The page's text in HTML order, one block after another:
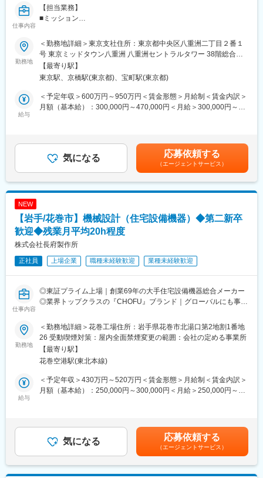
グローバル各地域がカーボンニュートラルの実現やサステナブル
社会の実現に進む中で、いまや必需品となった冷凍空調機の市場
このため、さらなる省エネ化、使用冷媒の低GWP化や３Rなど、
機器が果たすべき役割や領域も今まで以上に大きくなっていま
す。その中で、送風機は、空調や換気機器の性能を決める重要部
品の一つです。例えば建物の断熱性能向上に伴い、空調機の負荷
が低下傾向とはなりますが、換気も含めた空気循環量は変わらな
い為、送風機の省エネ化など、進化させ続けていく技術の一つと
当社は位置付けています。
また、グローバル市場での様々な製品に、送風機という技術・部
品を横ぐしで開発していくことで、様々な事業領域に貢献すると
き、大変やりがいがあると考えております。
仕事内容
【担当業務】
■ミッション
省エネ要求の高度化や世界各地域で異なる市場要求に応えるた
め、圧縮機の新規開発・先行開発をさらに強化しています。
圧縮機は空調機器における最重要部品であり、グローバルでの環
境規制強化（省エネ規制など）や冷媒規制への対応に向けて、デ
ジタル技術を活用し、これまでダイキン工業が得意としてきた省
エネインバータ技術や最適冷媒による環境先進技術をさらに高度
化、スピードUPさせていくことがミッションとなります。
本職種におけるメインミッションは、従来の圧縮機開発手法の高
度化・効率化となります。
まずはご経験に応じて、各種圧縮機の実験や各種数値解析を担当
ーダーとして成長して頂き、世界中の設計者が他社に負けないス
ピードで開発できるようになることを実現していただきたいで
す。
以下のような圧縮機開発に必要な様々な要素技術に関し、デジタ
・機械設計
・機構設計
・潤滑油含めた軸受潤滑設計
・静音制振設計など
【使用ツール】
3D-CAD：SolidEdge、NX、Solid Works
解析ツール：Femap NX Nastran、OpenFOAM、Actran、
Matlabなど必要に応じて導入も行っていく。
ダとともに２～１０人程度のメンバーと業務を担当いただきま
す。
・最先端技術の獲得に向け、他メーカとの協業はもちろん、東京
勤務地
＜勤務地詳細＞東京支社住所：東京都中央区八重洲二丁目２番１
号 東京ミッドタウン八重洲 八重洲セントラルタワー 38階総合受
付受動喫煙対策：屋内全面禁煙変更の範囲：会社の定める事業所
（リモートワーク含む）
【最寄り駅】
東京駅、京橋駅(東京都)、宝町駅(東京都)
給与
＜予定年収＞600万円～950万円＜賃金形態＞月給制＜賃金内訳＞
月額（基本給）：300,000円～470,000円＜月給＞300,000円～
選考を通じて上下する可能性があります。月給(月額)は固定手当を
含めた表記です。
気になる 応募依頼する
（エージェントサービス）
NEW
【岩手/花巻市】機械設計（住宅設備機器）◆第二新卒
歓迎◆残業月平均20h程度
株式会社長府製作所
正社員 上場企業 職種未経験歓迎 業種未経験歓迎
仕事内容
◎東証プライム上場｜創業69年の大手住宅設備機器総合メーカー
◎業界トップクラスの『CHOFU』ブランド｜グローバルにも事業
◎充実の福利厚生｜賞与5.78カ月支給｜社員の定着率90％以上
■職務内容：
住宅設備機器の機械設計及び開発業務を担当します。
製品の試作及び性能試験を含めご対応いただきます。
【製品例】
・給湯機器：石油給湯器/石油風呂釜/ガス給湯器/ガス風呂釜/電気
テム/石油ストーブ
・システム機器：システムバス/人工大理石浴槽/システムキッチン
・ソーラー機器：太陽熱温水器/ソーラー床下換気扇
勤務地
＜勤務地詳細＞花巻工場住所：岩手県花巻市北湯口第2地割1番地
26 受動喫煙対策：屋内全面禁煙変更の範囲：会社の定める事業所
【最寄り駅】
花巻空港駅(東北本線)
給与
＜予定年収＞430万円～520万円＜賃金形態＞月給制＜賃金内訳＞
月額（基本給）：250,000円～300,000円＜月給＞250,000円～
■35歳：年収570万円（月給32万円＋各種手当＋賞与2回）賃金は
あくまでも目安の金額であり、選考を通じて上下する可能性があ
ります。月給(月額)は固定手当を含めた表記です。
気になる 応募依頼する
（エージェントサービス）